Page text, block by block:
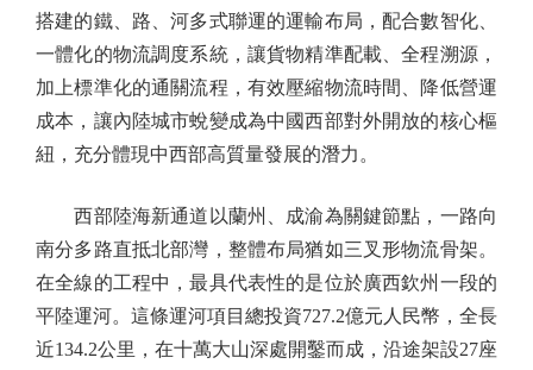
搭建的鐵、路、河多式聯運的運輸布局，配合數智化、
一體化的物流調度系統，讓貨物精準配載、全程溯源，
加上標準化的通關流程，有效壓縮物流時間、降低營運
成本，讓內陸城市蛻變成為中國西部對外開放的核心樞
紐，充分體現中西部高質量發展的潛力。
西部陸海新通道以蘭州、成渝為關鍵節點，一路向
南分多路直抵北部灣，整體布局猶如三叉形物流骨架。
在全線的工程中，最具代表性的是位於廣西欽州一段的
平陸運河。這條運河項目總投資727.2億元人民幣，全長
近134.2公里，在十萬大山深處開鑿而成，沿途架設27座